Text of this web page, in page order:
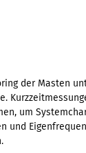
der Masten
um
und